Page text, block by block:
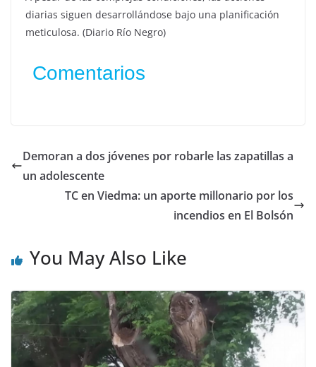
diarias siguen desarrollándose bajo una planificación
meticulosa. (Diario Río Negro)
Comentarios
Demoran a dos jóvenes por robarle las zapatillas a
un adolescente
TC en Viedma: un aporte millonario por los
incendios en El Bolsón
You May Also Like